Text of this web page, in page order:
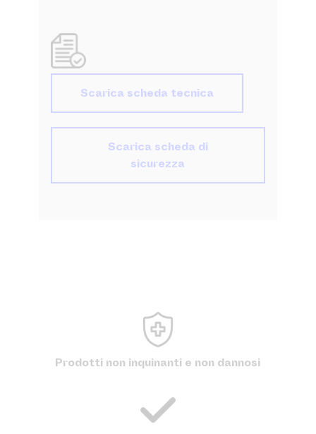
Scarica scheda tecnica
Scarica scheda di
sicurezza
Prodotti non inquinanti e non dannosi